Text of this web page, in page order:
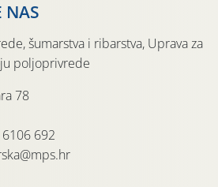
NAS
šumarstva i ribarstva, Uprava za
poljoprivrede
78
692